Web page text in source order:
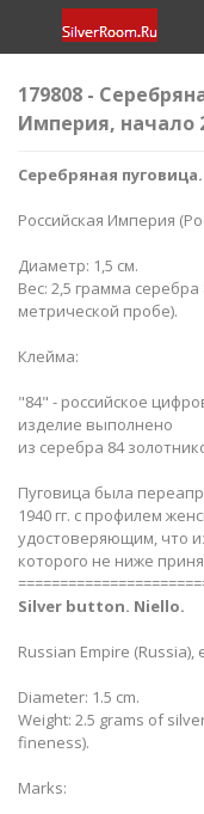
179808 -
Империя, начало
Серебряная
Российская Империя
Диаметр: 1,5 см.
Вес: 2,5 грамма
метрической пробе).
Клейма:
"84" - российское
изделие выполнено
из серебра 84
Пуговица была
1940 гг. с профилем
удостоверяющим, что
которого не ниже
Silver button. Niello.
Russian Empire (Russia),
Diameter: 1.5 cm.
Weight: 2.5 grams of
fineness).
Marks: